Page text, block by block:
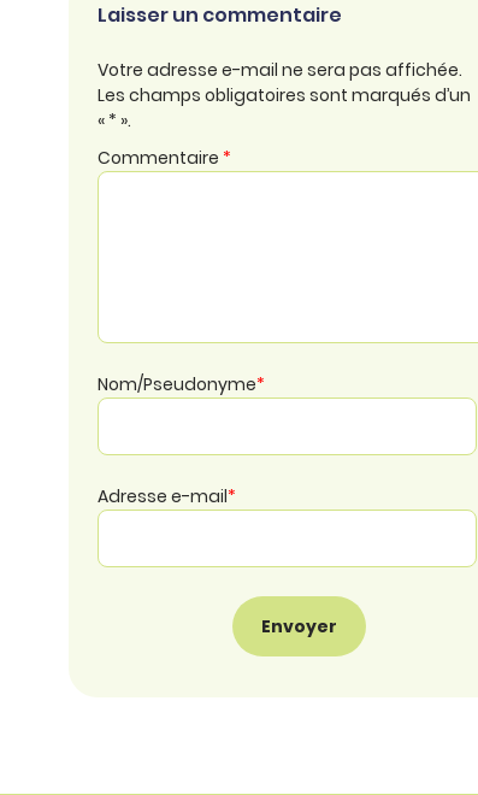
Laisser un commentaire
Votre adresse e-mail ne sera pas affichée.
Les champs obligatoires sont marqués d’un
« * ».
Commentaire *
Nom/Pseudonyme*
Adresse e-mail*